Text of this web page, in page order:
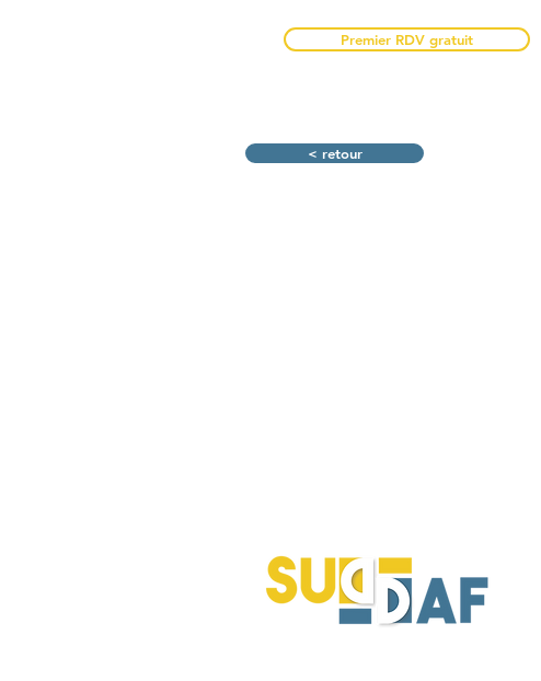
Premier RDV gratuit
< retour